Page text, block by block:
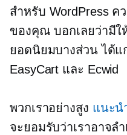
สำหรับ WordPress ค
ของคุณ บอกเลยว่ามีใ
ยอดนิยมบางส่วน ได้แ
EasyCart และ Ecwid
พวกเราอย่างสูง แนะน
จะยอมรับว่าเราอาจล